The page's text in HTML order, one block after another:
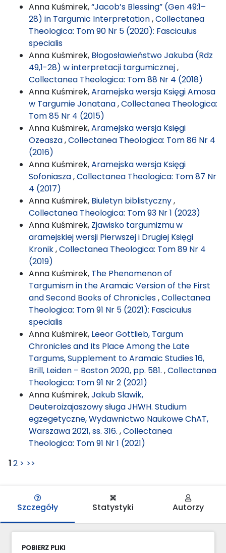
Anna Kuśmirek,“Jacob’s Blessing” (Gen 49:1–
28) in Targumic Interpretation,Collectanea
Theologica: Tom 90 Nr 5 (2020): Fasciculus
specialis
Anna Kuśmirek, Błogosławieństwo Jakuba (Rdz
49,1-28) w interpretacji targumicznej,
Collectanea Theologica: Tom 88 Nr 4 (2018)
Anna Kuśmirek,Aramejska wersja Księgi Amosa
w Targumie Jonatana,Collectanea Theologica:
Tom 85 Nr 4 (2015)
Anna Kuśmirek,Aramejska wersja Księgi
Ozeasza,Collectanea Theologica: Tom 86 Nr 4
(2016)
Anna Kuśmirek,Aramejska wersja Księgi
Sofoniasza,Collectanea Theologica: Tom 87 Nr
4 (2017)
Anna Kuśmirek, Biuletyn biblistyczny,
Collectanea Theologica: Tom 93 Nr 1 (2023)
Anna Kuśmirek, Zjawisko targumizmu w
aramejskiej wersji Pierwszej i Drugiej Księgi
Kronik,Collectanea Theologica: Tom 89 Nr 4
(2019)
Anna Kuśmirek, The Phenomenon of
Targumism in the Aramaic Version of the First
and Second Books of Chronicles,Collectanea
Theologica: Tom 91 Nr 5 (2021): Fasciculus
specialis
Anna Kuśmirek, Leeor Gottlieb, Targum
Chronicles and Its Place Among the Late
Targums, Supplement to Aramaic Studies 16,
Brill, Leiden – Boston 2020, pp. 581. ,Collectanea
Theologica: Tom 91 Nr 2 (2021)
Anna Kuśmirek,Jakub Slawik,
Deuteroizajaszowy sługa JHWH. Studium
egzegetyczne, Wydawnictwo Naukowe ChAT,
Warszawa 2021, ss. 316. ,Collectanea
Theologica: Tom 91 Nr 1 (2021)
12 > >>
Szczegóły Statystyki Autorzy
POBIERZ PLIKI